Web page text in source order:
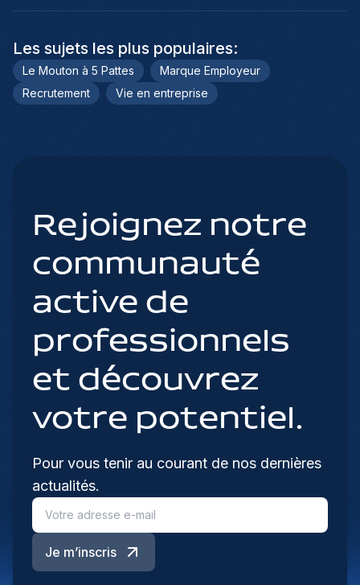
Les sujets les plus populaires:
Le Mouton à 5 Pattes
Marque Employeur
Recrutement
Vie en entreprise
Rejoignez notre
communauté
active de
professionnels
et découvrez
votre potentiel.
Pour vous tenir au courant de nos dernières
actualités.
Je m’inscris